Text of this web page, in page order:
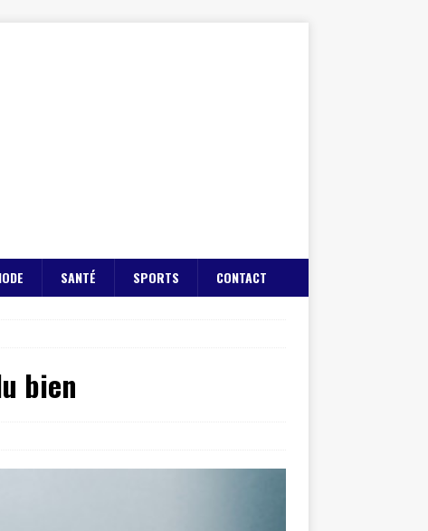
SANTÉ SPORTS CONTACT
bien